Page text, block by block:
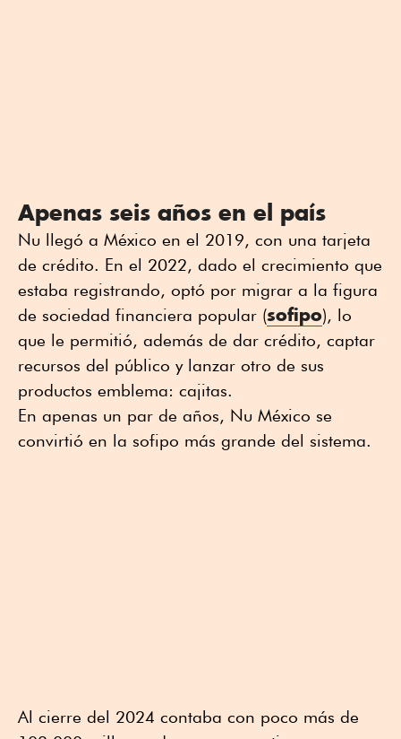
Apenas seis años en el país
Nu llegó a México en el 2019, con una tarjeta
de crédito. En el 2022, dado el crecimiento que
estaba registrando, optó por migrar a la figura
de sociedad financiera popular (sofipo), lo
que le permitió, además de dar crédito, captar
recursos del público y lanzar otro de sus
productos emblema: cajitas.
En apenas un par de años, Nu México se
convirtió en la sofipo más grande del sistema.
Al cierre del 2024 contaba con poco más de